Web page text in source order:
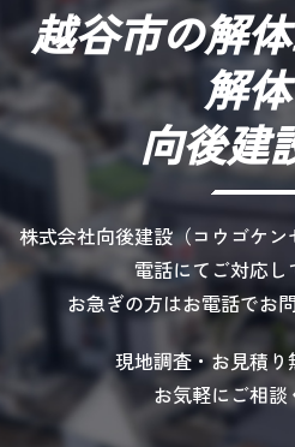
越谷市の解
解
向後建
株式会社向後建設（コウゴケ
電話にてご対応し
お急ぎの方はお電話でお
現地調査・お見積り
お気軽にご相談